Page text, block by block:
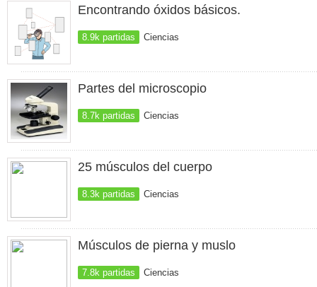
Encontrando óxidos básicos.
8.9k partidas Ciencias
Partes del microscopio
8.7k partidas Ciencias
25 músculos del cuerpo
8.3k partidas Ciencias
Músculos de pierna y muslo
7.8k partidas Ciencias